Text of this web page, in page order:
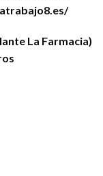
La Farmacia)